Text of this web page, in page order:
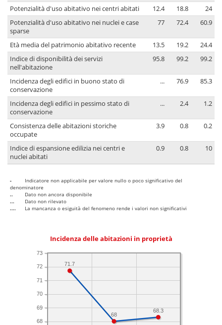
Potenzialità d'uso abitativo nei centri abitati
12.4 18.8
24
Potenzialità d'uso abitativo nei nuclei e case
sparse
77 72.4 60.9
Età media del patrimonio abitativo recente 13.5 19.2
24.4
Indice di disponibilità dei servizi
nell'abitazione
95.8 99.2 99.2
Incidenza degli edifici in buono stato di
conservazione
... 76.9 85.3
Incidenza degli edifici in pessimo stato di
conservazione
... 2.4 1.2
Consistenza delle abitazioni storiche
occupate
3.9 0.8 0.2
Indice di espansione edilizia nei centri e
nuclei abitati
0.9 0.8 10
-
Indicatore non applicabile per valore nullo o poco significativo del
denominatore
..
Dato non ancora disponibile
...
Dato non rilevato
....
La mancanza o esiguità del fenomeno rende i valori non significativi
Incidenza delle abitazioni in proprietà
68
69
70
71
72
73
68.3
68
71.7